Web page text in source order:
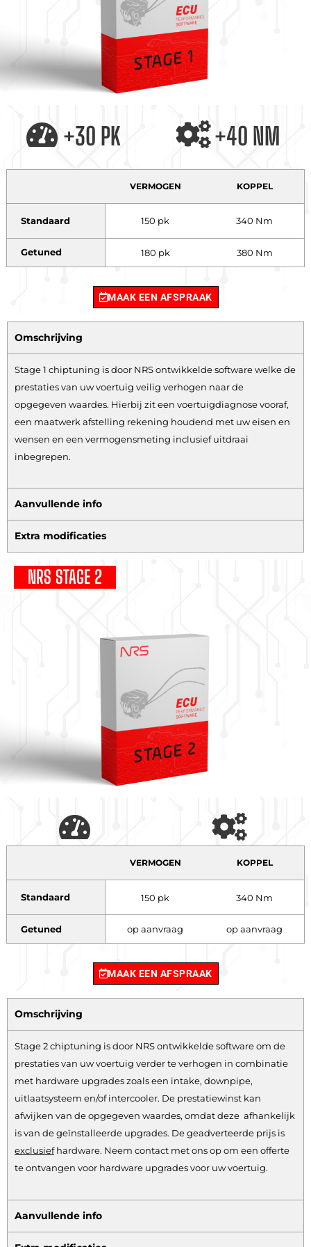
+30 PK +40 NM
VERMOGEN KOPPEL
Standaard 150 pk 340 Nm
Getuned 180 pk 380 Nm
MAAK EEN AFSPRAAK
Omschrijving
Stage 1 chiptuning is door NRS ontwikkelde software welke de
prestaties van uw voertuig veilig verhogen naar de
opgegeven waardes. Hierbij zit een voertuigdiagnose vooraf,
een maatwerk afstelling rekening houdend met uw eisen en
wensen en een vermogensmeting inclusief uitdraai
inbegrepen.
Aanvullende info
Extra modificaties
NRS STAGE 2
VERMOGEN KOPPEL
Standaard 150 pk 340 Nm
Getuned op aanvraag op aanvraag
MAAK EEN AFSPRAAK
Omschrijving
Stage 2 chiptuning is door NRS ontwikkelde software om de
prestaties van uw voertuig verder te verhogen in combinatie
met hardware upgrades zoals een intake, downpipe,
uitlaatsysteem en/of intercooler. De prestatiewinst kan
afwijken van de opgegeven waardes, omdat deze afhankelijk
is van de geïnstalleerde upgrades. De geadverteerde prijs is
exclusiefhardware. Neem contact met ons op om een offerte
te ontvangen voor hardware upgrades voor uw voertuig.
Aanvullende info